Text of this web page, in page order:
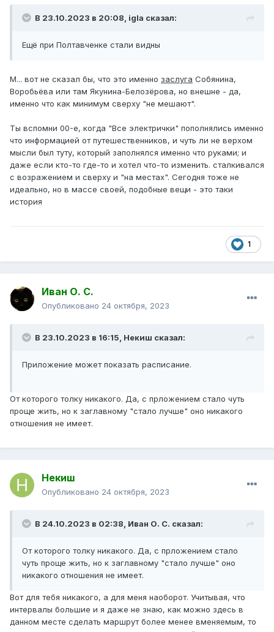
В 23.10.2023 в 20:08, igla сказал:
Ещё при Полтавченке стали видны
М... вот не сказал бы, что это именно заслуга Собянина,
Воробьёва или там Якунина-Белозёрова, но внешне - да,
именно что как минимум сверху "не мешают".
Ты вспомни 00-е, когда "Все электрички" пополнялись именно
что информацией от путешественников, и чуть ли не верхом
мысли был туту, который заполнялся именно что руками; и
даже если кто-то где-то и хотел что-то изменить. сталкивался
с возражением и сверху и "на местах". Сегодня тоже не
идеально, но в массе своей, подобные вещи - это таки
история
1
Иван О. С.
Опубликовано 24 октября, 2023
В 23.10.2023 в 16:15, Некиш сказал:
Приложение может показать расписание.
От которого толку никакого. Да, с прложением стало чуть
проще жить, но к заглавному "стало лучше" оно никакого
отношения не имеет.
Некиш
Опубликовано 24 октября, 2023
В 24.10.2023 в 02:38, Иван О. С. сказал:
От которого толку никакого. Да, с прложением стало
чуть проще жить, но к заглавному "стало лучше" оно
никакого отношения не имеет.
Вот для тебя никакого, а для меня наоборот. Учитывая, что
интервалы большие и я даже не знаю, как можно здесь в
данном месте сделать маршрут более менее вменяемым, то